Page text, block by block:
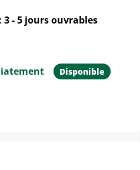
- 5 jours ouvrables
Disponible
le produit